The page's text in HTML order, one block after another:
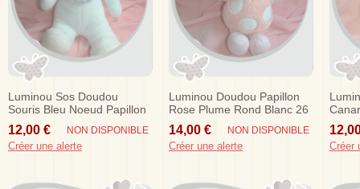
Luminou Sos Doudou
Souris Bleu Noeud Papillon
Jemini
12,00 € NON DISPONIBLE
Créer une alerte
Luminou Doudou Papillon
Rose Plume Rond Blanc 26
Cm Sos
14,00 € NON DISPONIBLE
Créer une alerte Créer